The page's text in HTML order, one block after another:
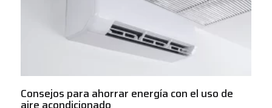
Consejos para ahorrar energía con el uso de